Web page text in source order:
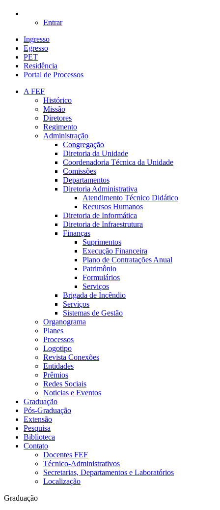
Entrar
Ingresso
Egresso
PET
Residência
Portal de Processos
A FEF
Histórico
Missão
Diretores
Regimento
Administração
Congregação
Diretoria da Unidade
Coordenadoria Técnica da Unidade
Comissões
Departamentos
Diretoria Administrativa
Atendimento Técnico Didático
Recursos Humanos
Diretoria de Informática
Diretoria de Infraestrutura
Finanças
Suprimentos
Execução Financeira
Plano de Contratações Anual
Patrimônio
Formulários
Serviços
Brigada de Incêndio
Serviços
Sistemas de Gestão
Organograma
Planes
Processos
Logotipo
Revista Conexões
Entidades
Prêmios
Redes Sociais
Noticias e Eventos
Graduação
Pós-Graduação
Extensão
Pesquisa
Biblioteca
Contato
Docentes FEF
Técnico-Administrativos
Secretarias, Departamentos e Laboratórios
Localização
Graduação